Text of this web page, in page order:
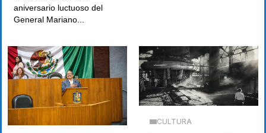
aniversario luctuoso del
General Mariano...
CULTURA